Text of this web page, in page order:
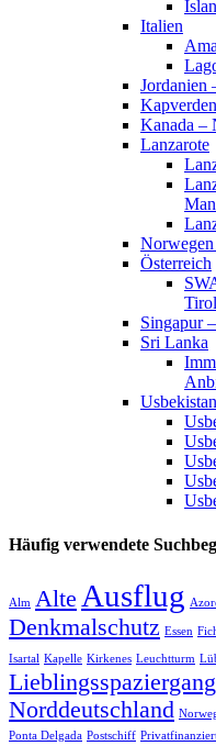
Italien
Jordanien
Kapverden
Kanada –
Lanzarote
Österreich
Tirol
Singapur
Sri Lanka
Häufig verwendete
Alm Alte Ausflug
Denkmalschutz Essen
Isartal Kapelle Kirkenes Leuchtturm
Lieblingsspaziergang
Norddeutschland
Ponta Delgada Postschiff